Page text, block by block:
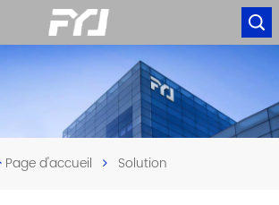
Page d'accueil Solution